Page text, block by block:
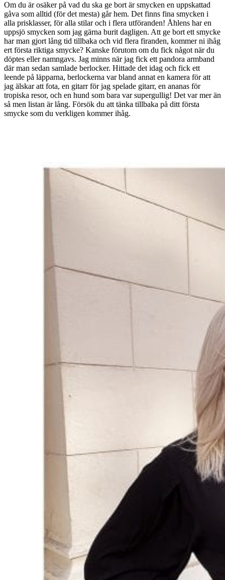
Om du är osäker på vad du ska ge bort är smycken en uppskattad
gåva som alltid (för det mesta) går hem. Det finns fina smycken i
alla prisklasser, för alla stilar och i flera utföranden! Åhlens har en
uppsjö smycken som jag gärna burit dagligen. Att ge bort ett smycke
har man gjort lång tid tillbaka och vid flera firanden, kommer ni ihåg
ert första riktiga smycke? Kanske förutom om du fick något när du
döptes eller namngavs. Jag minns när jag fick ett pandora armband
där man sedan samlade berlocker. Hittade det idag och fick ett
leende på läpparna, berlockerna var bland annat en kamera för att
jag älskar att fota, en gitarr för jag spelade gitarr, en ananas för
tropiska resor, och en hund som bara var supergullig! Det var mer än
så men listan är lång. Försök du att tänka tillbaka på ditt första
smycke som du verkligen kommer ihåg.